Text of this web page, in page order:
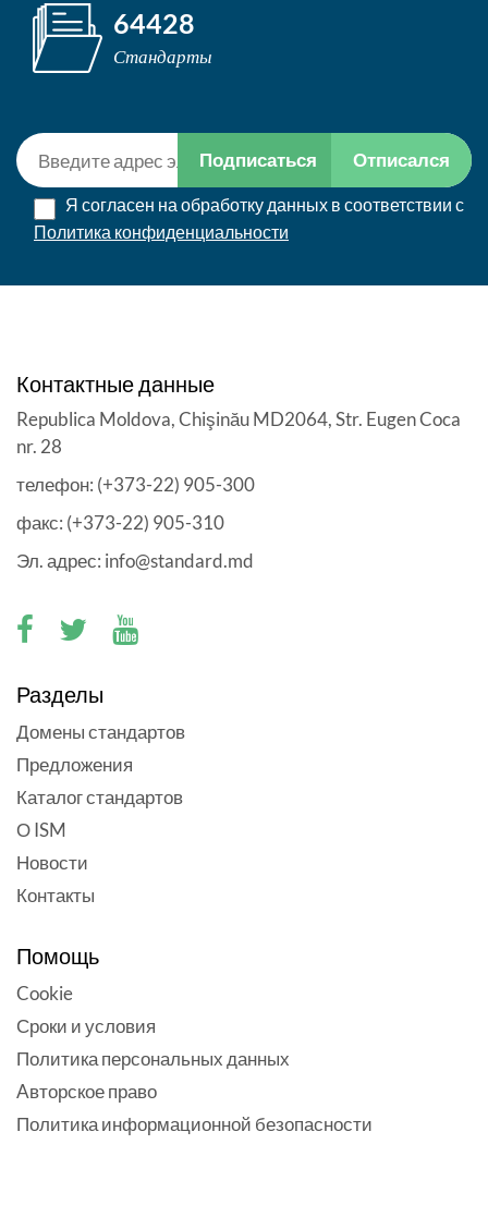
64428
Стандарты
Подписаться Отписался
Я согласен на обработку данных в соответствии с
Политика конфиденциальности
Контактные данные
Republica Moldova, Chişinău MD2064, Str. Eugen Coca
nr. 28
телефон: (+373-22) 905-300
факс: (+373-22) 905-310
Эл. адрес: info@standard.md
Разделы
Домены стандартов
Предложения
Каталог стандартов
О ISM
Новости
Контакты
Помощь
Cookie
Сроки и условия
Политика персональных данных
Aвторское право
Политика информационной безопасности